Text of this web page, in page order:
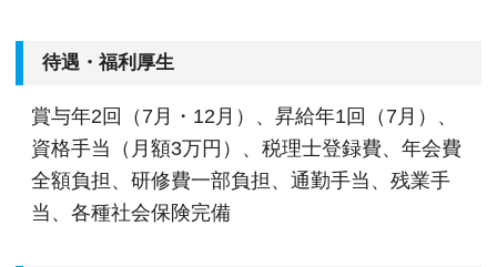
待遇・福利厚生
賞与年2回（7月・12月）、昇給年1回（7月）、
資格手当（月額3万円）、税理士登録費、年会費
全額負担、研修費一部負担、通勤手当、残業手
当、各種社会保険完備